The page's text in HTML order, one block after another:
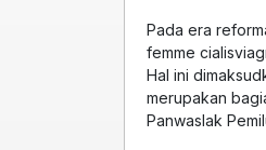
Pada era
femme
Hal ini
merupakan
Panwaslak